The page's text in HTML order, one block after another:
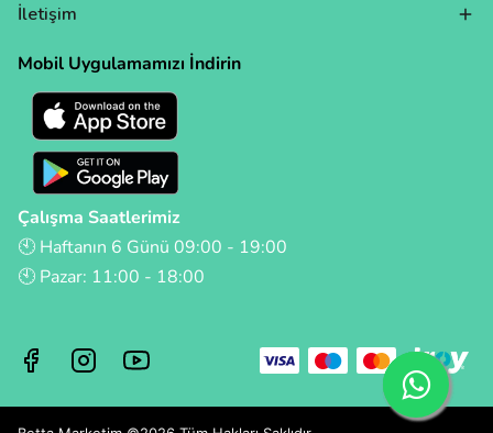
İletişim
Mobil Uygulamamızı İndirin
Çalışma Saatlerimiz
🕙 Haftanın 6 Günü 09:00 - 19:00
🕙 Pazar: 11:00 - 18:00